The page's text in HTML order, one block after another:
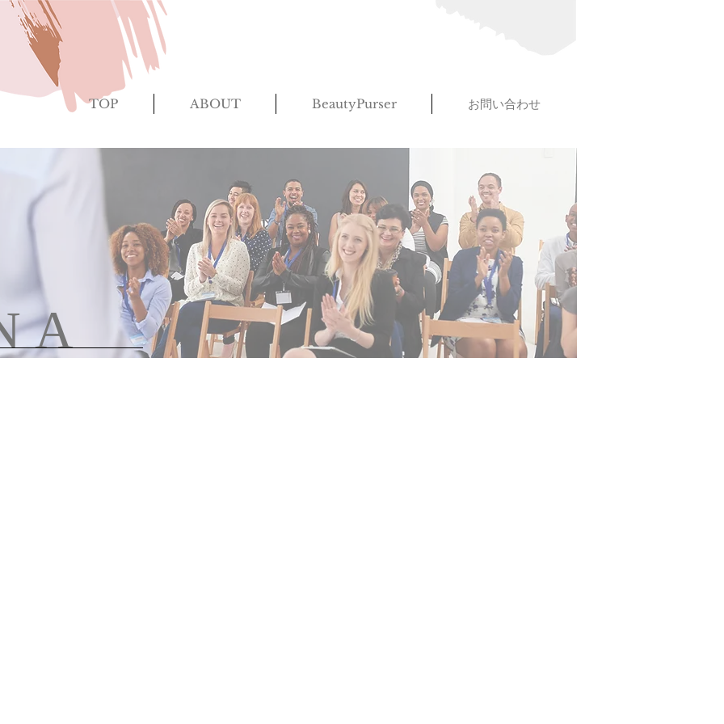
TOP ABOUT BeautyPurser お問い合わせ